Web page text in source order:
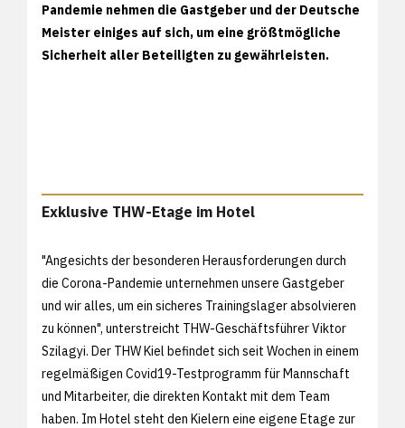
Pandemie nehmen die Gastgeber und der Deutsche
Meister einiges auf sich, um eine größtmögliche
Sicherheit aller Beteiligten zu gewährleisten.
Exklusive THW-Etage im Hotel
"Angesichts der besonderen Herausforderungen durch
die Corona-Pandemie unternehmen unsere Gastgeber
und wir alles, um ein sicheres Trainingslager absolvieren
zu können", unterstreicht THW-Geschäftsführer Viktor
Szilagyi. Der THW Kiel befindet sich seit Wochen in einem
regelmäßigen Covid19-Testprogramm für Mannschaft
und Mitarbeiter, die direkten Kontakt mit dem Team
haben. Im Hotel steht den Kielern eine eigene Etage zur